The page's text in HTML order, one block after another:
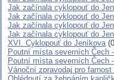
Jak začínala cyklopouť do
Jak začínala cyklopouť do
Jak začínala cyklopouť do
Jak začínala cyklopouť do
XVI. Cyklopouť do Jeníkova
Poutní místa severních Čech
Poutní místa severních Čech
Vánoční zpravodaj pro